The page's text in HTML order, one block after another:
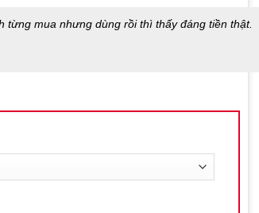
từng mua nhưng dùng rồi thì thấy đáng tiền thật.